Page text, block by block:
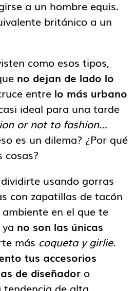
a un hombre equis.
británico a un
como esos tipos,
no dejan de lado lo
entre lo más urbano
ideal para una tarde
or not to fashion…
es un dilema? ¿Por qué
cosas?
usando gorras
con zapatillas de tacón
en el que te
no son las únicas
más coqueta y girlie.
tus accesorios
de diseñador o
de alta